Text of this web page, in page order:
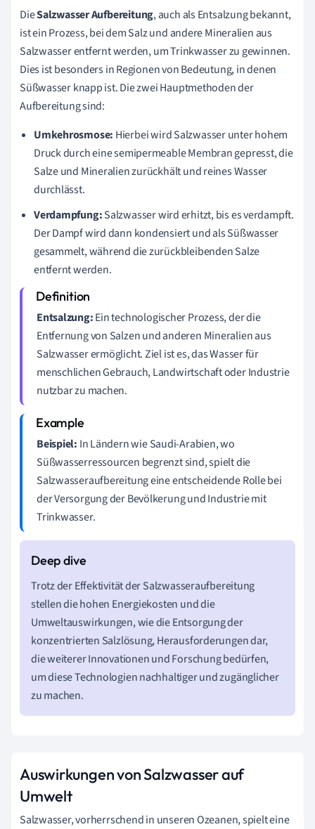
DieSalzwasser Aufbereitung, auch als Entsalzung bekannt,
ist ein Prozess, bei dem Salz und andere Mineralien aus
Salzwasser entfernt werden, um Trinkwasser zu gewinnen.
Dies ist besonders in Regionen von Bedeutung, in denen
Süßwasser knapp ist. Die zwei Hauptmethoden der
Aufbereitung sind:
Umkehrosmose: Hierbei wird Salzwasser unter hohem
Druck durch eine semipermeable Membran gepresst, die
Salze und Mineralien zurückhält und reines Wasser
durchlässt.
Verdampfung:Salzwasser wird erhitzt, bis es verdampft.
Der Dampf wird dann kondensiert und als Süßwasser
gesammelt, während die zurückbleibenden Salze
entfernt werden.
Entsalzung:Ein technologischer Prozess, der die
Entfernung von Salzen und anderen Mineralien aus
Salzwasser ermöglicht. Ziel ist es, das Wasser für
menschlichen Gebrauch, Landwirtschaft oder Industrie
nutzbar zu machen.
Beispiel: In Ländern wie Saudi-Arabien, wo
Süßwasserressourcen begrenzt sind, spielt die
Salzwasseraufbereitung eine entscheidende Rolle bei
der Versorgung der Bevölkerung und Industrie mit
Trinkwasser.
Trotz der Effektivität der Salzwasseraufbereitung
stellen die hohen Energiekosten und die
Umweltauswirkungen, wie die Entsorgung der
konzentrierten Salzlösung, Herausforderungen dar,
die weiterer Innovationen und Forschung bedürfen,
um diese Technologien nachhaltiger und zugänglicher
zu machen.
Auswirkungen von Salzwasser auf
Umwelt
Salzwasser, vorherrschend in unseren Ozeanen, spielt eine